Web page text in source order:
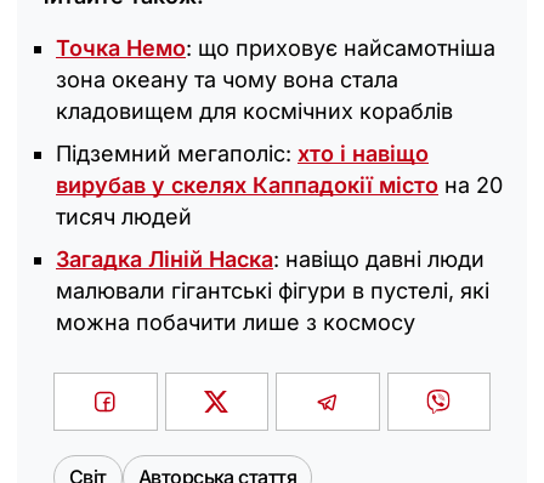
Точка Немо: що приховує найсамотніша
зона океану та чому вона стала
кладовищем для космічних кораблів
Підземний мегаполіс: хто і навіщо
вирубав у скелях Каппадокії місто на 20
тисяч людей
Загадка Ліній Наска: навіщо давні люди
малювали гігантські фігури в пустелі, які
можна побачити лише з космосу
Світ Авторська стаття